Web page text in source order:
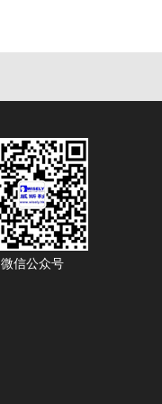
微信公众号